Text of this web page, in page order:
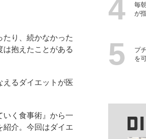
たり、続かなかった
抱えたことがある
るダイエットが医
く食事術』から一
介。今回はダイエ
毎
が
プ
を